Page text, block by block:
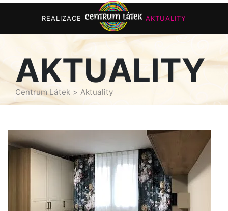
REALIZACE AKTUALITY
AKTUALITY
Centrum Látek Aktuality